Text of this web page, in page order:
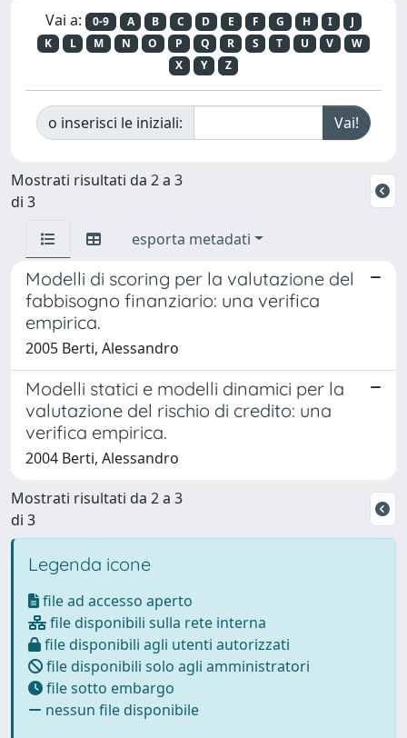
Vai a: 0-9 A B C D E F G H I
J
K
L M N O P Q R S T U V
W
X
Y Z
o inserisci le iniziali:
Mostrati risultati da 2 a 3
di 3
esporta metadati
Modelli di scoring per la valutazione del
fabbisogno finanziario: una verifica
empirica.
2005 Berti, Alessandro
Modelli statici e modelli dinamici per la
valutazione del rischio di credito: una
verifica empirica.
2004 Berti, Alessandro
Mostrati risultati da 2 a 3
di 3
Legenda icone
file ad accesso aperto
file disponibili sulla rete interna
file disponibili agli utenti autorizzati
file disponibili solo agli amministratori
file sotto embargo
nessun file disponibile